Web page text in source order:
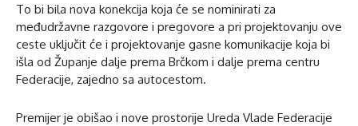
To bi bila nova konekcija koja će se nominirati za
međudržavne razgovore i pregovore a pri projektovanju ove
ceste uključit će i projektovanje gasne komunikacije koja bi
išla od Županje dalje prema Brčkom i dalje prema centru
Federacije, zajedno sa autocestom.
Premijer je obišao i nove prostorije Ureda Vlade Federacije